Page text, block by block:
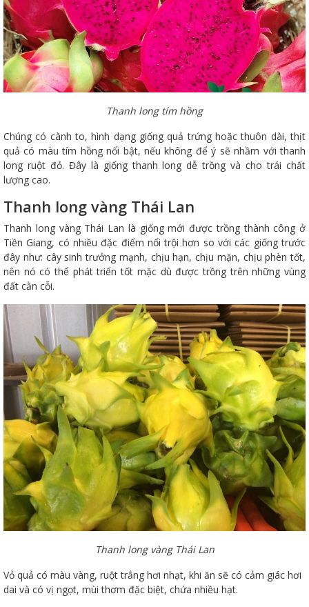
Thanh long tím hồng
Chúng có cành to, hình dạng giống quả trứng hoặc thuôn dài, thịt
quả có màu tím hồng nổi bật, nếu không để ý sẽ nhầm với thanh
long ruột đỏ. Đây là giống thanh long dễ trồng và cho trái chất
lượng cao.
Thanh long vàng Thái Lan
Thanh long vàng Thái Lan là giống mới được trồng thành công ở
Tiền Giang, có nhiều đặc điểm nổi trội hơn so với các giống trước
đây như: cây sinh trưởng mạnh, chịu hạn, chịu mặn, chịu phèn tốt,
nên nó có thể phát triển tốt mặc dù được trồng trên những vùng
đất cằn cỗi.
Thanh long vàng Thái Lan
Vỏ quả có màu vàng, ruột trắng hơi nhạt, khi ăn sẽ có cảm giác hơi
dai và có vị ngọt, mùi thơm đặc biệt, chứa nhiều hạt.